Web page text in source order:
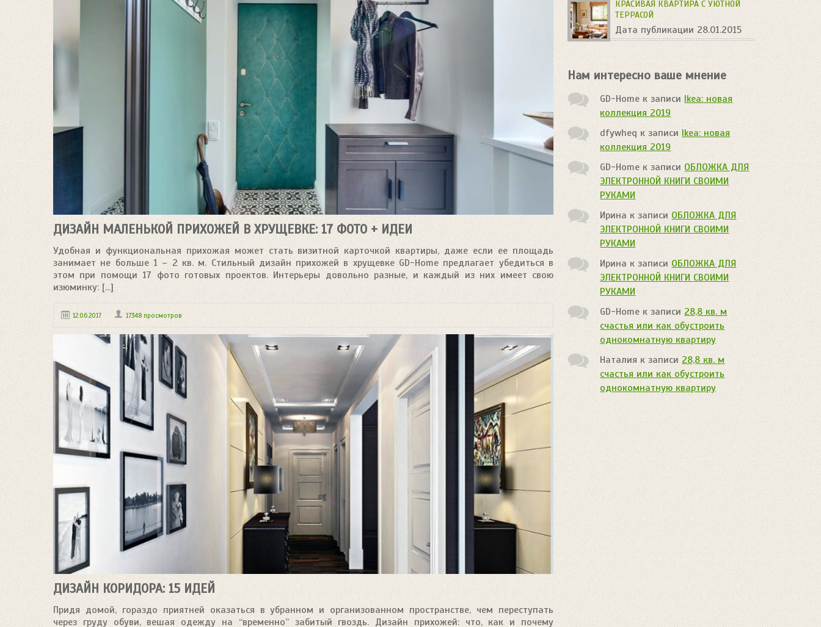
ДИЗАЙН МАЛЕНЬКОЙ ПРИХОЖЕЙ В ХРУЩЕВКЕ: 17 ФОТО + ИДЕИ
Удобная и функциональная прихожая может стать визитной карточкой квартиры, даже если ее площадь
занимает не больше 1 – 2 кв. м. Стильный дизайн прихожей в хрущевке GD-Home предлагает убедиться в
этом при помощи 17 фото готовых проектов. Интерьеры довольно разные, и каждый из них имеет свою
изюминку: [...]
12.06.2017 17348 просмотров
ДИЗАЙН КОРИДОРА: 15 ИДЕЙ
Придя домой, гораздо приятней оказаться в убранном и организованном пространстве, чем переступать
через груду обуви, вешая одежду на “временно” забитый гвоздь. Дизайн прихожей: что, как и почему
КРАСИВАЯ КВАРТИРА С УЮТНОЙ
ТЕРРАСОЙ
Дата публикации 28.01.2015
Нам интересно ваше мнение
GD-Homeк записиIkea: новая
коллекция 2019
dfywheqк записи Ikea: новая
коллекция 2019
GD-Homeк записи ОБЛОЖКА ДЛЯ
ЭЛЕКТРОННОЙ КНИГИ СВОИМИ
РУКАМИ
Ирина к записиОБЛОЖКА ДЛЯ
ЭЛЕКТРОННОЙ КНИГИ СВОИМИ
РУКАМИ
Иринак записи ОБЛОЖКА ДЛЯ
ЭЛЕКТРОННОЙ КНИГИ СВОИМИ
РУКАМИ
GD-Homeк записи28,8 кв. м
счастья или как обустроить
однокомнатную квартиру
Наталияк записи28,8 кв. м
счастья или как обустроить
однокомнатную квартиру